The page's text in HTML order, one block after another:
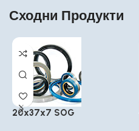
Сходни Продукти
20x37x7 SOG